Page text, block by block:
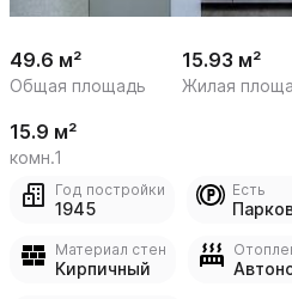
49.6 м²
Общая площадь
15.93 м²
Жилая
15.9 м²
комн.1
Год постройки
1945
Есть
Материал стен
Кирпичный